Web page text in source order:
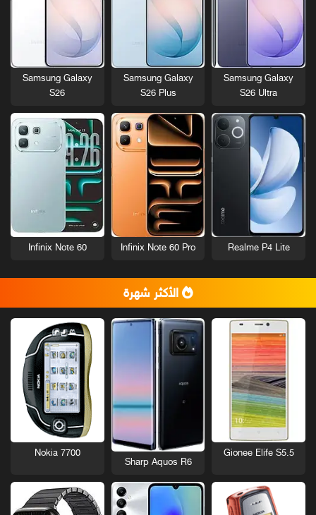
Samsung Galaxy
S26 Ultra
Samsung Galaxy
S26 Plus
Samsung Galaxy
S26
Realme P4 Lite
Infinix Note 60 Pro
Infinix Note 60
الأكثر شهرة
Gionee Elife S5.5
Sharp Aquos R6
Nokia 7700